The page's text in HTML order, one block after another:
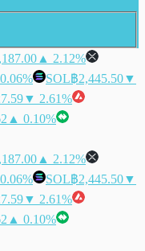
▲ 2.12%
SOL฿2,445.50▼
▼ 2.61%
▲ 0.10%
▲ 2.12%
SOL฿2,445.50▼
▼ 2.61%
▲ 0.10%